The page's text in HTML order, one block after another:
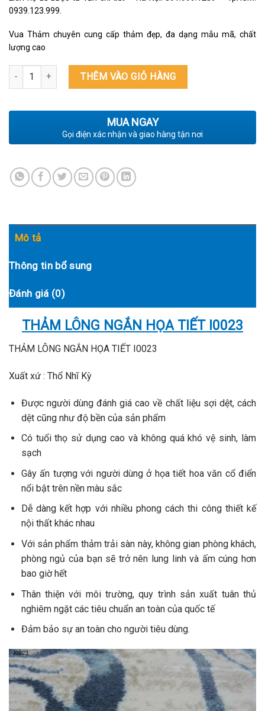
0939.123.999.
Vua Thảm chuyên cung cấp thảm đẹp, đa dạng mẫu mã, chất
lượng cao
THẢM LÔNG NGẮN HỌA TIẾT I0023 số lượng
THÊM VÀO GIỎ HÀNG
MUA NGAY
Gọi điện xác nhận và giao hàng tận nơi
Mô tả
Thông tin bổ sung
Đánh giá (0)
THẢM LÔNG NGẮN HỌA TIẾT I0023
THẢM LÔNG NGẮN HỌA TIẾT I0023
Xuất xứ : Thổ Nhĩ Kỳ
Được người dùng đánh giá cao về chất liệu sợi dệt, cách
dệt cũng như độ bền của sản phẩm
Có tuổi thọ sử dụng cao và không quá khó vệ sinh, làm
sạch
Gây ấn tượng với người dùng ở họa tiết hoa văn cổ điển
nổi bật trên nền màu sắc
Dễ dàng kết hợp với nhiều phong cách thi công thiết kế
nội thất khác nhau
Với sản phẩm thảm trải sàn này, không gian phòng khách,
phòng ngủ của bạn sẽ trở nên lung linh và ấm cúng hơn
bao giờ hết
Thân thiện với môi trường, quy trình sản xuất tuân thủ
nghiêm ngặt các tiêu chuẩn an toàn của quốc tế
Đảm bảo sự an toàn cho người tiêu dùng.